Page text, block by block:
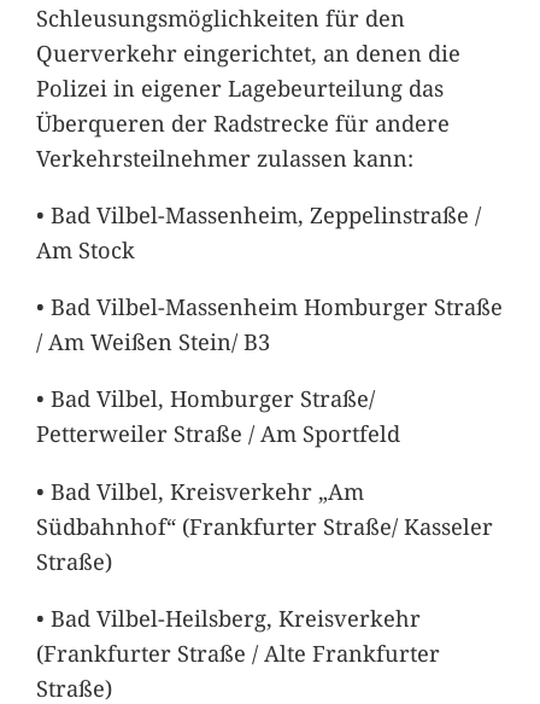
Schleusungsmöglichkeiten für den
Querverkehr eingerichtet, an denen die
Polizei in eigener Lagebeurteilung das
Überqueren der Radstrecke für andere
Verkehrsteilnehmer zulassen kann:
• Bad Vilbel-Massenheim, Zeppelinstraße /
Am Stock
• Bad Vilbel-Massenheim Homburger Straße
/ Am Weißen Stein/ B3
• Bad Vilbel, Homburger Straße/
Petterweiler Straße / Am Sportfeld
• Bad Vilbel, Kreisverkehr „Am
Südbahnhof“ (Frankfurter Straße/ Kasseler
Straße)
• Bad Vilbel-Heilsberg, Kreisverkehr
(Frankfurter Straße / Alte Frankfurter
Straße)